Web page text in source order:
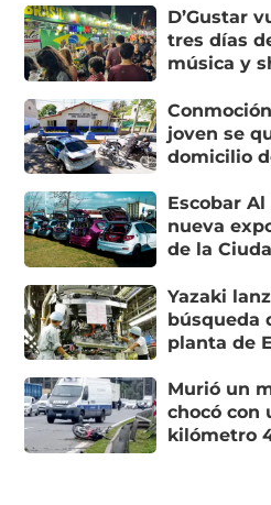
D’Gustar
tres días
música y
joven se
domicilio
Escobar
nueva
de la
Yazaki
búsqueda
planta de
Murió un
chocó con
kilómetro